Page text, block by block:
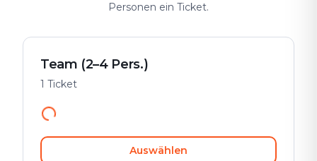
Personen ein Ticket.
Team (2–4 Pers.)
1 Ticket
Auswählen